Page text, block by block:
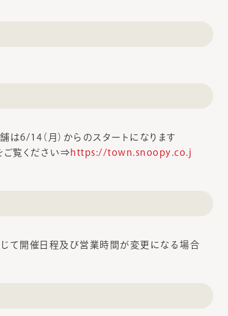
6/14（月）からのスタートになります
ご覧ください⇒ https://town.snoopy.co.j
て開催日程及び営業時間が変更になる場合